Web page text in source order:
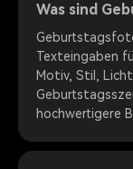
Was sind
Texteingaben
Motiv, Stil,
hochwertigere